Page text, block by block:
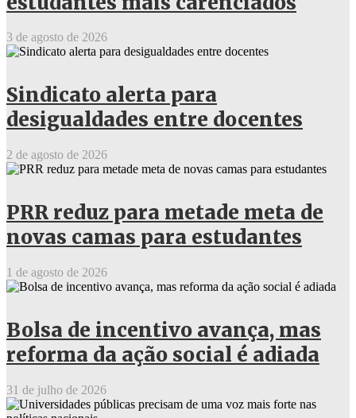
3 de agosto de 2026
Sindicato alerta para
desigualdades entre docentes
2 de agosto de 2026
PRR reduz para metade meta de
novas camas para estudantes
1 de agosto de 2026
Bolsa de incentivo avança, mas
reforma da ação social é adiada
31 de julho de 2026